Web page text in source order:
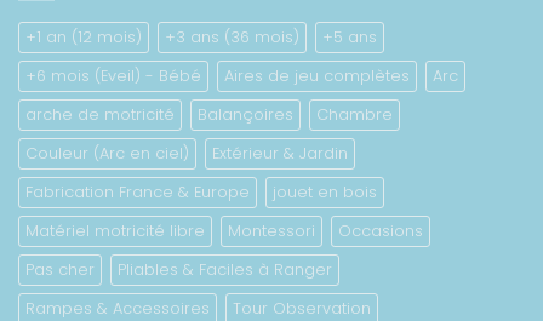
+1 an (12 mois) +3 ans (36 mois)
+5 ans
+6 mois (Eveil) - Bébé
Aires de jeu complètes
Arc
arche de motricité
Balançoires
Chambre
Couleur (Arc en ciel)
Extérieur & Jardin
Fabrication France & Europe
jouet en bois
Matériel motricité libre
Montessori
Occasions
Pas cher
Pliables & Faciles à Ranger
Rampes & Accessoires
Tour Observation